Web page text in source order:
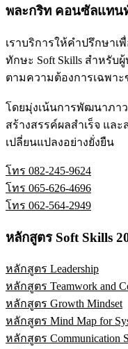
พละกริท คอนซัลแทน
เราบริการให้คำปรึกษา
ทักษะ Soft Skills สำหรับ
ตามความต้องการเฉพา
โดยมุ่งเน้นการพัฒนาภา
สร้างสรรค์ผลสำเร็จ แล
เปลี่ยนแปลงอย่างยั่งยืน
โทร 082-245-9624
โทร 065-626-4696
โทร 062-564-2949
หลักสูตร Soft Skills
หลักสูตร Leadership
หลักสูตร Teamwork and
หลักสูตร Growth Mindset
หลักสูตร Mind Map for
หลักสูตร Communication